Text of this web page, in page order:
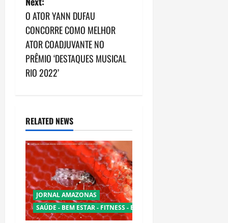
n
a
v
i
a
t
i
o
n
O ATOR YANN DUFAU
CONCORRE COMO MELHOR
ATOR COADJUVANTE NO
PRÊMIO ‘DESTAQUES MUSICAL
RIO 2022’
RELATED NEWS
JORNAL AMAZONAS
SAÚDE - BEM ESTAR - FITNESS - ESPORTE